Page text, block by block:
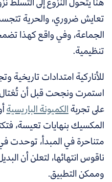
تعايش ضروري، والحرية
الجماعة، وفي واقع كهذا
تنظيمية.
للأناركية امتدادات تاريخية
استمرت ونجحت قبل أن تُغتال
على تجربةالكميونة الباريسيةأو
المكسيك بنهايات تعيسة،
متناحرة في المبدأ، توحدت
ناقوس انتهائها، لتعلن أن
وممكن التطبيق.